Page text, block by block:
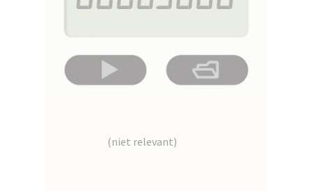
(niet relevant)